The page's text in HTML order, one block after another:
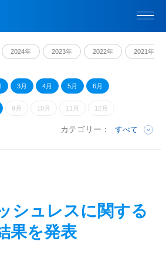
2024年 2023年 2022年 2021年
3月 4月 5月 6月
9月 10月 11月 12月
カテゴリー： すべて
シュレスに関する
果を発表